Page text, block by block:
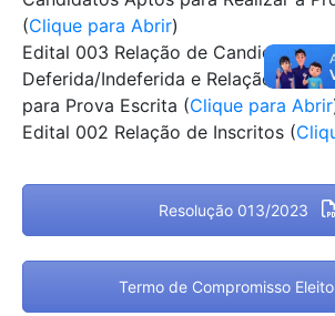
(Clique para Abrir)
Edital 003 Relação de Candidatos
Deferida/Indeferida e Relação de
para Prova Escrita (Clique para Abrir
Edital 002 Relação de Inscritos (
Resolução 013/2023
Termo de Compromisso